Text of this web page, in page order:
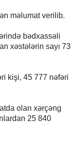
məlumat verilib.
bədxassəli
xəstələrin sayı 73
kişi, 45 777 nəfəri
olan xərçəng
25 840